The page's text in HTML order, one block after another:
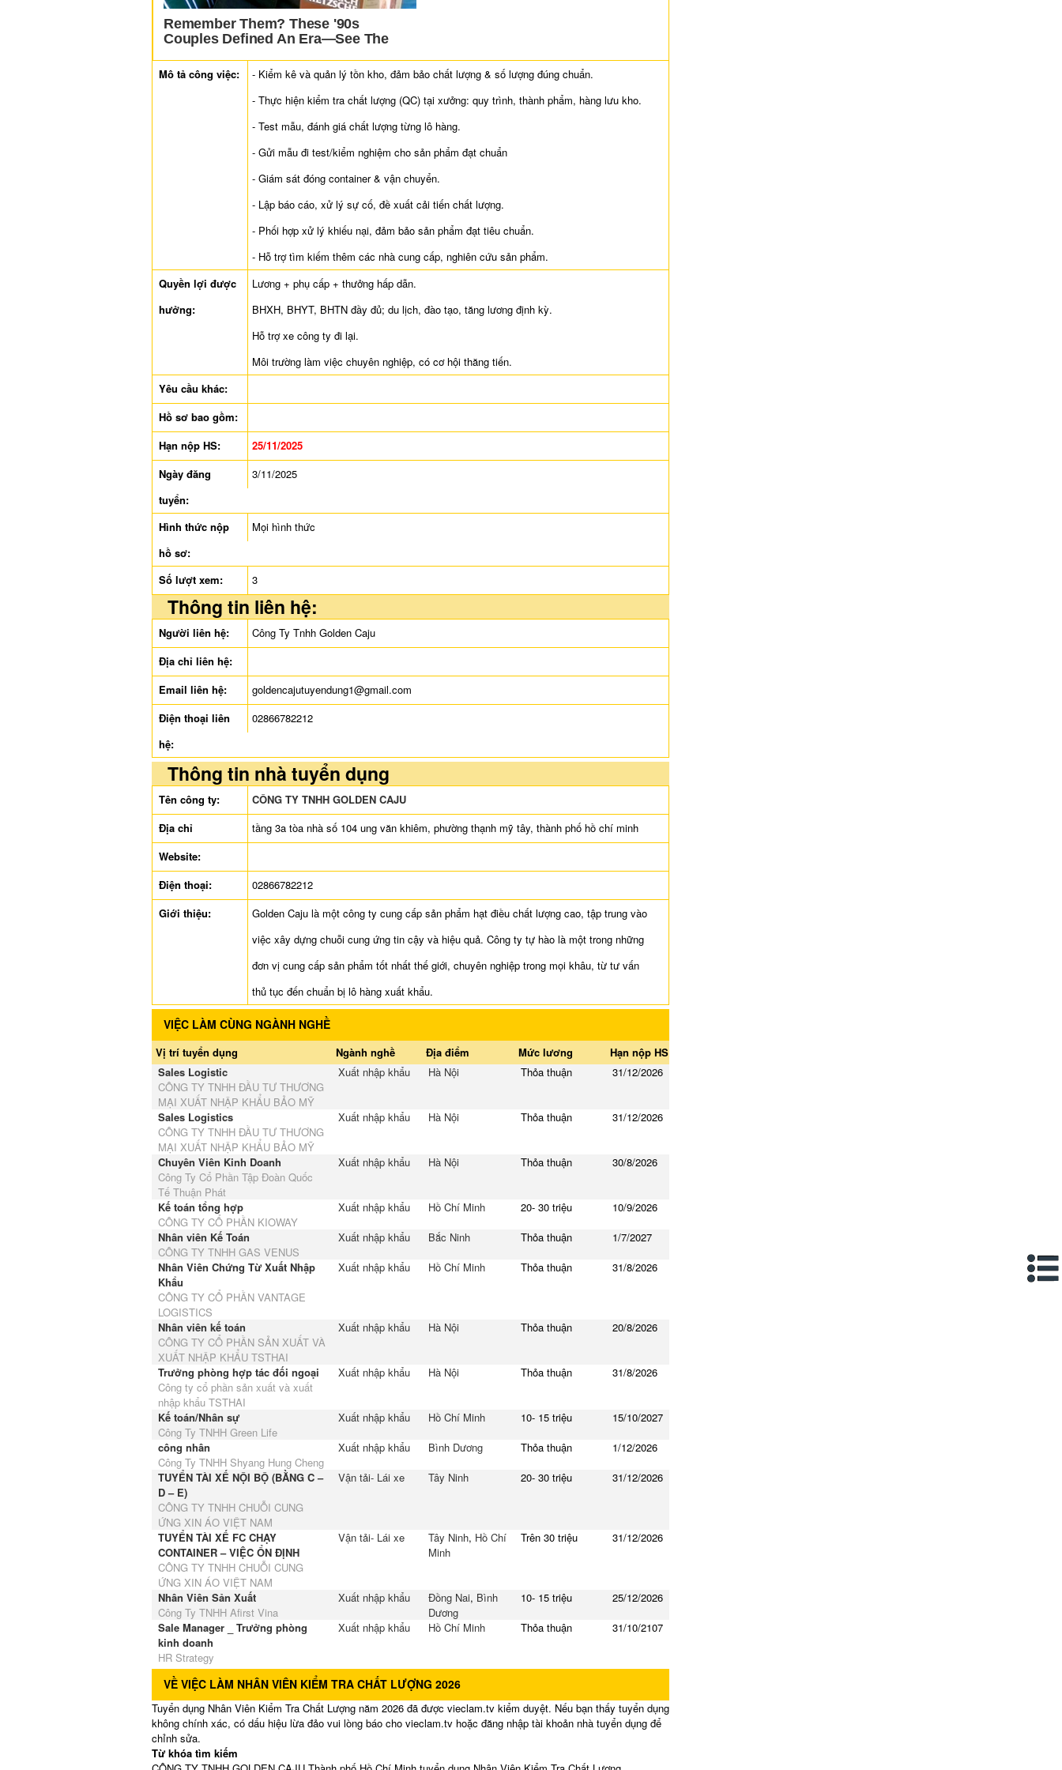
Mô tả công việc:
- Kiểm kê và quản lý tồn kho, đảm bảo chất lượng & số lượng đúng chuẩn.
- Thực hiện kiểm tra chất lượng (QC) tại xưởng: quy trình, thành phẩm, hàng lưu kho.
- Test mẫu, đánh giá chất lượng từng lô hàng.
- Gửi mẫu đi test/kiểm nghiệm cho sản phẩm đạt chuẩn
- Giám sát đóng container & vận chuyển.
- Lập báo cáo, xử lý sự cố, đề xuất cải tiến chất lượng.
- Phối hợp xử lý khiếu nại, đảm bảo sản phẩm đạt tiêu chuẩn.
- Hỗ trợ tìm kiếm thêm các nhà cung cấp, nghiên cứu sản phẩm.
Quyền lợi được
hưởng:
Lương + phụ cấp + thưởng hấp dẫn.
BHXH, BHYT, BHTN đầy đủ; du lịch, đào tạo, tăng lương định kỳ.
Hỗ trợ xe công ty đi lại.
Môi trường làm việc chuyên nghiệp, có cơ hội thăng tiến.
Yêu cầu khác:
Hồ sơ bao gồm:
Hạn nộp HS:
25/11/2025
Ngày đăng
tuyển:
3/11/2025
Hình thức nộp
hồ sơ:
Mọi hình thức
Số lượt xem: 3
Thông tin liên hệ:
Người liên hệ:
Công Ty Tnhh Golden Caju
Địa chỉ liên hệ:
Email liên hệ:
goldencajutuyendung1@gmail.com
Điện thoại liên
hệ:
02866782212
Thông tin nhà tuyển dụng
Tên công ty:
CÔNG TY TNHH GOLDEN CAJU
Địa chỉ
tầng 3a tòa nhà số 104 ung văn khiêm, phường thạnh mỹ tây, thành phố hồ chí minh
Website:
Điện thoại:
02866782212
Giới thiệu:
Golden Caju là một công ty cung cấp sản phẩm hạt điều chất lượng cao, tập trung vào
việc xây dựng chuỗi cung ứng tin cậy và hiệu quả. Công ty tự hào là một trong những
đơn vị cung cấp sản phẩm tốt nhất thế giới, chuyên nghiệp trong mọi khâu, từ tư vấn
thủ tục đến chuẩn bị lô hàng xuất khẩu.
VIỆC LÀM CÙNG NGÀNH NGHỀ
Vị trí tuyển dụng Ngành nghề Địa điểm Mức lương
Hạn nộp HS
Sales Logistic
CÔNG TY TNHH ĐẦU TƯ THƯƠNG
MẠI XUẤT NHẬP KHẨU BẢO MỸ
Xuất nhập khẩu Hà Nội Thỏa thuận 31/12/2026
Sales Logistics
CÔNG TY TNHH ĐẦU TƯ THƯƠNG
MẠI XUẤT NHẬP KHẨU BẢO MỸ
Xuất nhập khẩu Hà Nội Thỏa thuận 31/12/2026
Chuyên Viên Kinh Doanh
Công Ty Cổ Phần Tập Đoàn Quốc
Tế Thuận Phát
Xuất nhập khẩu Hà Nội Thỏa thuận 30/8/2026
Kế toán tổng hợp
CÔNG TY CỔ PHẦN KIOWAY
Xuất nhập khẩu Hồ Chí Minh 20- 30 triệu
10/9/2026
Nhân viên Kế Toán
CÔNG TY TNHH GAS VENUS
Xuất nhập khẩu Bắc Ninh Thỏa thuận
1/7/2027
Nhân Viên Chứng Từ Xuất Nhập
Khẩu
CÔNG TY CỔ PHẦN VANTAGE
LOGISTICS
Xuất nhập khẩu Hồ Chí Minh Thỏa thuận 31/8/2026
Nhân viên kế toán
CÔNG TY CỔ PHẦN SẢN XUẤT VÀ
XUẤT NHẬP KHẨU TSTHAI
Xuất nhập khẩu Hà Nội Thỏa thuận 20/8/2026
Trưởng phòng hợp tác đối ngoại
Công ty cổ phần sản xuất và xuất
nhập khẩu TSTHAI
Xuất nhập khẩu Hà Nội Thỏa thuận 31/8/2026
Kế toán/Nhân sự
Công Ty TNHH Green Life
Xuất nhập khẩu Hồ Chí Minh 10- 15 triệu
15/10/2027
công nhân
Công Ty TNHH Shyang Hung Cheng
Xuất nhập khẩu Bình Dương Thỏa thuận
1/12/2026
TUYỂN TÀI XẾ NỘI BỘ (BẰNG C –
D – E)
CÔNG TY TNHH CHUỖI CUNG
ỨNG XIN ÁO VIỆT NAM
Vận tải- Lái xe Tây Ninh 20- 30 triệu 31/12/2026
TUYỂN TÀI XẾ FC CHẠY
CONTAINER – VIỆC ỔN ĐỊNH
CÔNG TY TNHH CHUỖI CUNG
ỨNG XIN ÁO VIỆT NAM
Vận tải- Lái xe Tây Ninh, Hồ Chí
Minh
Trên 30 triệu 31/12/2026
Nhân Viên Sản Xuất
Công Ty TNHH Afirst Vina
Xuất nhập khẩu Đồng Nai, Bình
Dương
10- 15 triệu
25/12/2026
Sale Manager _ Trưởng phòng
kinh doanh
HR Strategy
Xuất nhập khẩu Hồ Chí Minh Thỏa thuận 31/10/2107
VỀ VIỆC LÀM NHÂN VIÊN KIỂM TRA CHẤT LƯỢNG 2026
Tuyển dụng Nhân Viên Kiểm Tra Chất Lượng năm 2026 đã được vieclam.tv kiểm duyệt. Nếu bạn thấy tuyển dụng
không chính xác, có dấu hiệu lừa đảo vui lòng báo cho vieclam.tv hoặc đăng nhập tài khoản nhà tuyển dụng để
chỉnh sửa.
Từ khóa tìm kiếm